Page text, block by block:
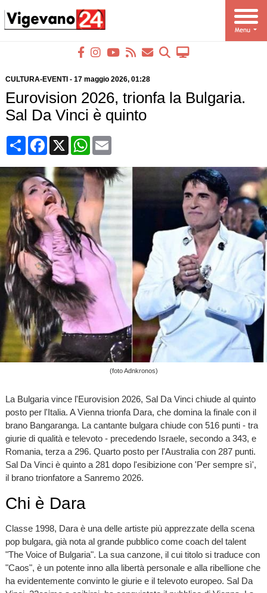
CULTURA-EVENTI - 17 maggio 2026, 01:28
Eurovision 2026, trionfa la Bulgaria.
Sal Da Vinci è quinto
CondividiFacebook
X WhatsApp
Email
(foto Adnkronos)
La Bulgaria vince l'Eurovision 2026, Sal Da Vinci chiude al quinto
posto per l'Italia. A Vienna trionfa Dara, che domina la finale con il
brano Bangaranga. La cantante bulgara chiude con 516 punti - tra
giurie di qualità e televoto - precedendo Israele, secondo a 343, e
Romania, terza a 296. Quarto posto per l'Australia con 287 punti.
Sal Da Vinci è quinto a 281 dopo l'esibizione con 'Per sempre sì',
il brano trionfatore a Sanremo 2026.
Chi è Dara
Classe 1998, Dara è una delle artiste più apprezzate della scena
pop bulgara, già nota al grande pubblico come coach del talent
"The Voice of Bulgaria". La sua canzone, il cui titolo si traduce con
"Caos", è un potente inno alla libertà personale e alla ribellione che
ha evidentemente convinto le giurie e il televoto europeo. Sal Da